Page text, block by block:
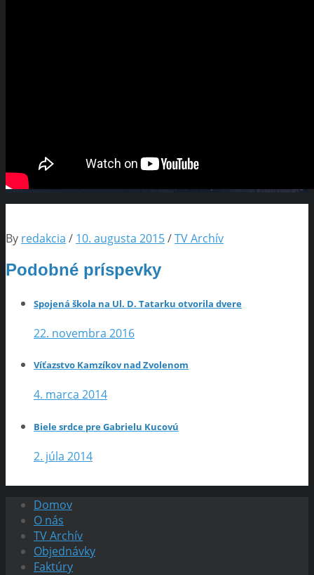
By redakcia / 10. augusta 2015/TV Archív
Podobné príspevky
Spojená škola na Ul. D. Tatarku otvorila dvere
22. novembra 2016
Víťazstvo Kamzíkov nad Zvolenom
4. marca 2014
Biele srdce pre Gabrielu Kucovú
2. júla 2014
Domov
O nás
TV Archív
Objednávky
Faktúry